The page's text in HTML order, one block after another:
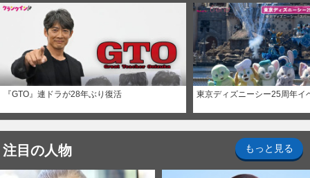
『GTO』連ドラが28年ぶり復活 東京ディズニーシー25周年イ
注目の人物 もっと見る